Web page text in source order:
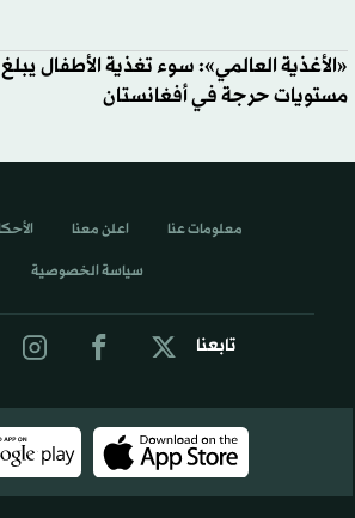
«الأغذية العالمي»: سوء تغذية الأطفال يبلغ
مستويات حرجة في أفغانستان
تابعنا
معلومات عنا اعلن معنا
سياسة الخصوصية